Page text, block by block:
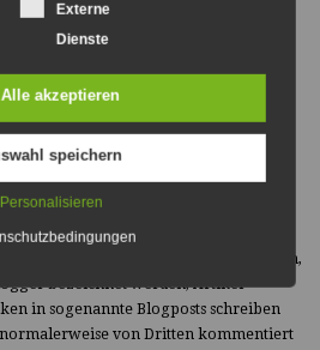
mit der betroffenen Person
Weitergabe dieser personenbezogenen
IM BLOG AUF DER WEBSITE
individuelle Kommentare zu
Blog zu hinterlassen, das sich auf
Ein Blog ist ein webbasiertes,
über das eine oder mehrere Personen,
bezeichnet werden, Artikel
in sogenannte Blogposts schreiben
von Dritten kommentiert
Externe
Dienste
akzeptieren
speichern
Personalisieren